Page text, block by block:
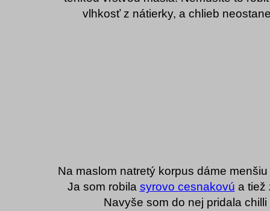
vlhkosť z nátierky, a chlieb
Na maslom natretý korpus dáme
Ja som robila syrovo cesnakovú a tiež
Navyše som do nej pridala